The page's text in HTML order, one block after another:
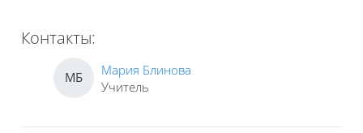
Контакты:
МБ
Мария Блинова
Учитель